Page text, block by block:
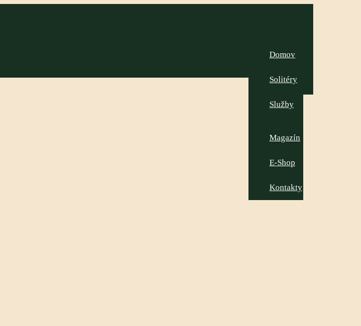
Domov
Solitéry
Služby
Magazín
E-Shop
Kontakty